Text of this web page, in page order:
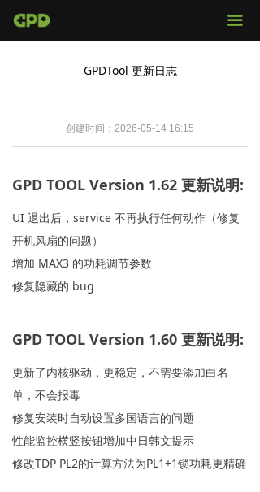
끀
官网首页
GPDTool 更新日志
GPD TOOL Version 1.62 更新说明:
UI 退出后，service 不再执行任何动作（修复
开机风扇的问题）
增加 MAX3 的功耗调节参数
修复隐藏的 bug
GPD TOOL Version 1.60 更新说明:
更新了内核驱动，更稳定，不需要添加白名
单，不会报毒
修复安装时自动设置多国语言的问题
性能监控横竖按钮增加中日韩文提示
修改TDP PL2的计算方法为PL1+1锁功耗更精确
创建时间： 2026-05-14 16:15